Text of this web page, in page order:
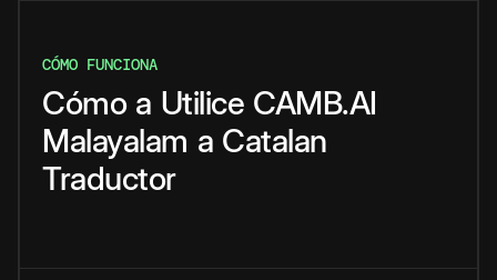
CÓMO FUNCIONA
Cómo a Utilice CAMB.AI
Malayalam a Catalan
Traductor